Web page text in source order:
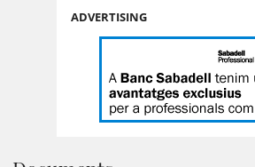
ADVERTISING